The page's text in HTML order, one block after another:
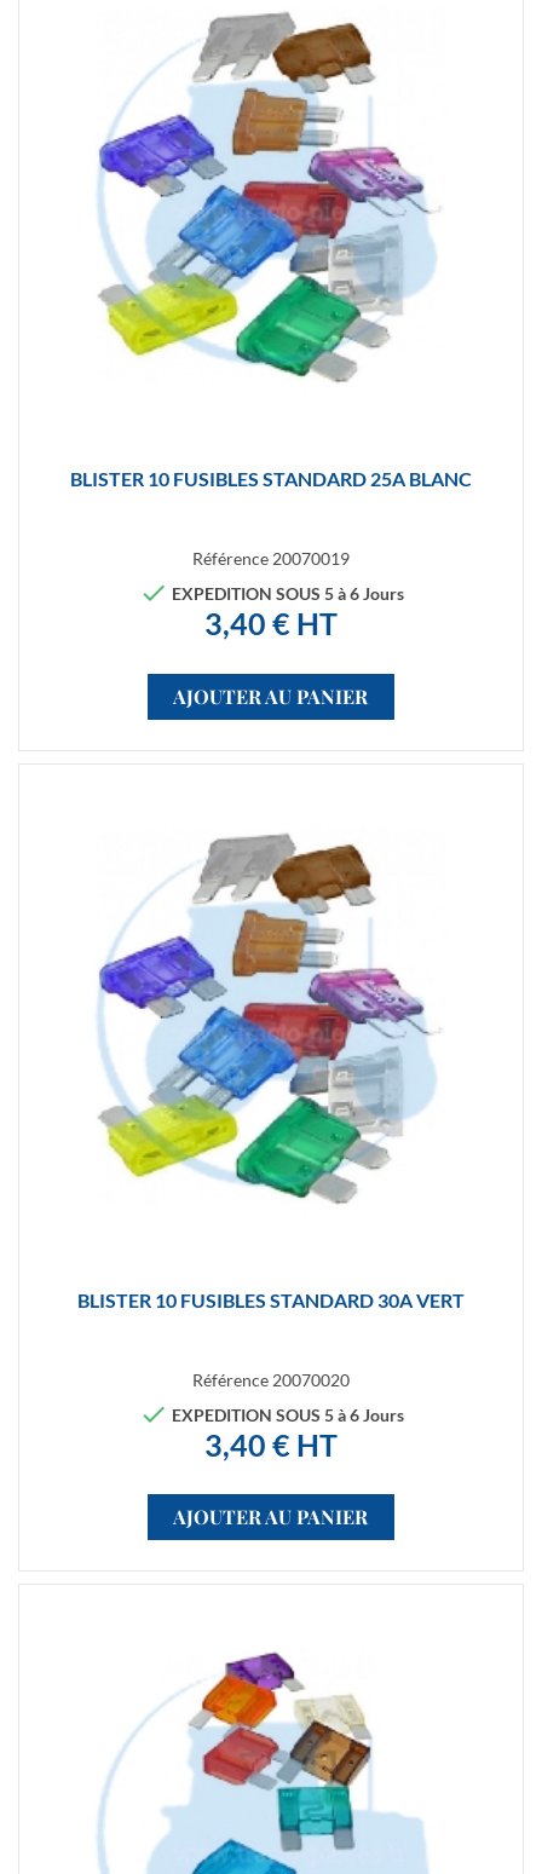
BLISTER 10 FUSIBLES STANDARD 25A BLANC
Référence20070019
 EXPEDITION SOUS 5 à 6 Jours
3,40 € HT
AJOUTER AU PANIER
BLISTER 10 FUSIBLES STANDARD 30A VERT
Référence 20070020
 EXPEDITION SOUS 5 à 6 Jours
3,40 € HT
AJOUTER AU PANIER